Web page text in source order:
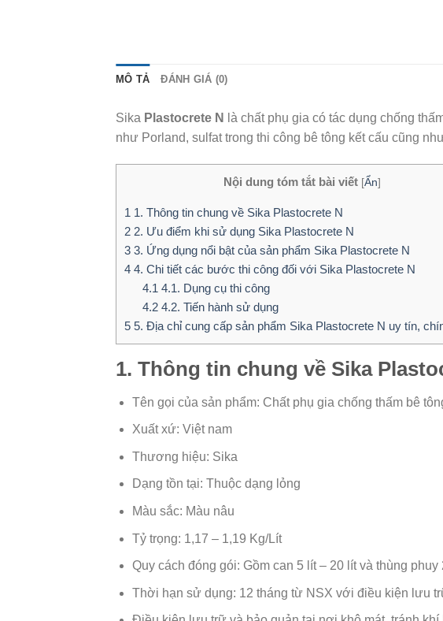
MÔ TẢ ĐÁNH GIÁ (0)
Sika Plastocrete N
là chất phụ gia có tác dụng chống
như Porland, sulfat trong thi công bê tông kết cấu cũng
Nội dung tóm tắt bài viết [Ẩn]
1 1. Thông tin chung về Sika Plastocrete N
2 2. Ưu điểm khi sử dụng Sika Plastocrete N
3 3. Ứng dụng nổi bật của sản phẩm Sika Plastocrete N
4 4. Chi tiết các bước thi công đối với Sika Plastocrete N
4.1 4.1. Dụng cụ thi công
4.24.2. Tiến hành sử dụng
5 5. Địa chỉ cung cấp sản phẩm Sika Plastocrete N uy tín,
1. Thông tin chung về Sika
Tên gọi của sản phẩm: Chất phụ gia chống thấm bê
Xuất xứ: Việt nam
Thương hiệu: Sika
Dạng tồn tại: Thuộc dạng lỏng
Màu sắc: Màu nâu
Tỷ trọng: 1,17 – 1,19 Kg/Lít
Quy cách đóng gói: Gồm can 5 lít – 20 lít và thùng phuy
Thời hạn sử dụng: 12 tháng từ NSX với điều kiện lưu